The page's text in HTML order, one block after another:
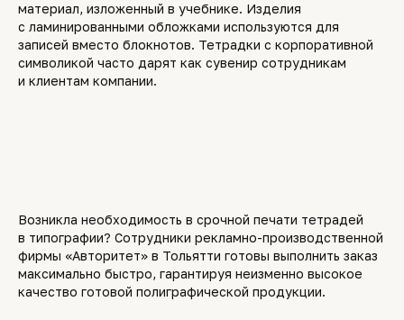
материал, изложенный в учебнике. Изделия
с ламинированными обложками используются для
записей вместо блокнотов. Тетрадки с корпоративной
символикой часто дарят как сувенир сотрудникам
и клиентам компании.
Возникла необходимость в срочной печати тетрадей
в типографии? Сотрудники рекламно-производственной
фирмы «Авторитет» в Тольятти готовы выполнить заказ
максимально быстро, гарантируя неизменно высокое
качество готовой полиграфической продукции.